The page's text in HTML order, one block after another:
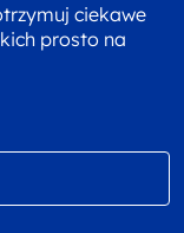
ciekawe
prosto na